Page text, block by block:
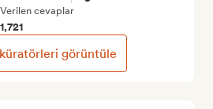
Verilen cevaplar
1,721
görüntüle